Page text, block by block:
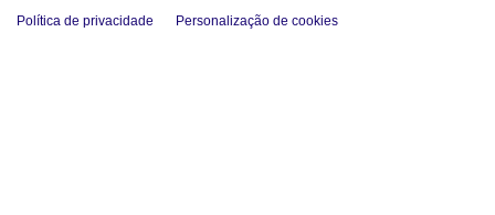
Política de privacidade
Personalização de cookies